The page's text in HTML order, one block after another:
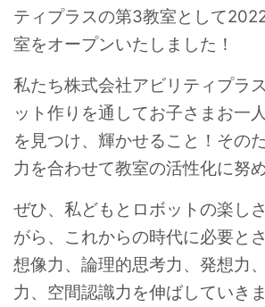
ティプラスの第3教室として
室をオープンいたしました！
私たち株式会社アビリティプラ
ット作りを通してお子さまお一
を見つけ、輝かせること！その
力を合わせて教室の活性化に努
ぜひ、私どもとロボットの楽し
がら、これからの時代に必要と
想像力、論理的思考力、発想力
力、空間認識力を伸ばしていき